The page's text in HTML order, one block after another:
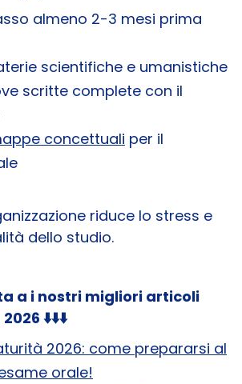
almeno 2-3 mesi prima
scientifiche e umanistiche
scritte complete con il
concettuali per il
riduce lo stress e
dello studio.
a i nostri migliori articoli
⬇️⬇️⬇️
2026: come prepararsi al
orale!